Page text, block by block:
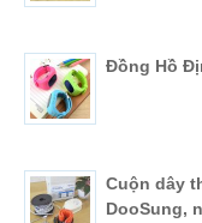
Đồng Hồ
Cuộn dây
DooSung,